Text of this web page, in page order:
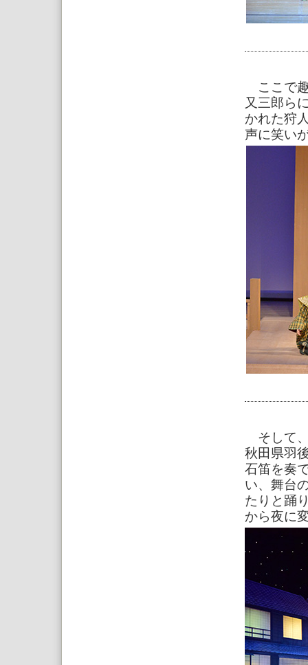
ここで
又三郎ら
かれた狩
声に笑い
そして
秋田県羽
石笛を奏
い、舞台
たりと踊
から夜に